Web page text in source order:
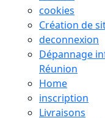
cookies
Création de
deconnexion
Dépannage
Réunion
Home
inscription
Livraisons